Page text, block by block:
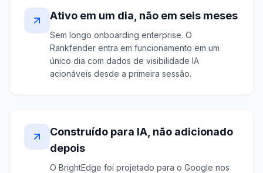
Ativo em um dia, não em seis meses
Sem longo onboarding enterprise. O
Rankfender entra em funcionamento em um
único dia com dados de visibilidade IA
acionáveis desde a primeira sessão.
Construído para IA, não adicionado
depois
O BrightEdge foi projetado para o Google nos